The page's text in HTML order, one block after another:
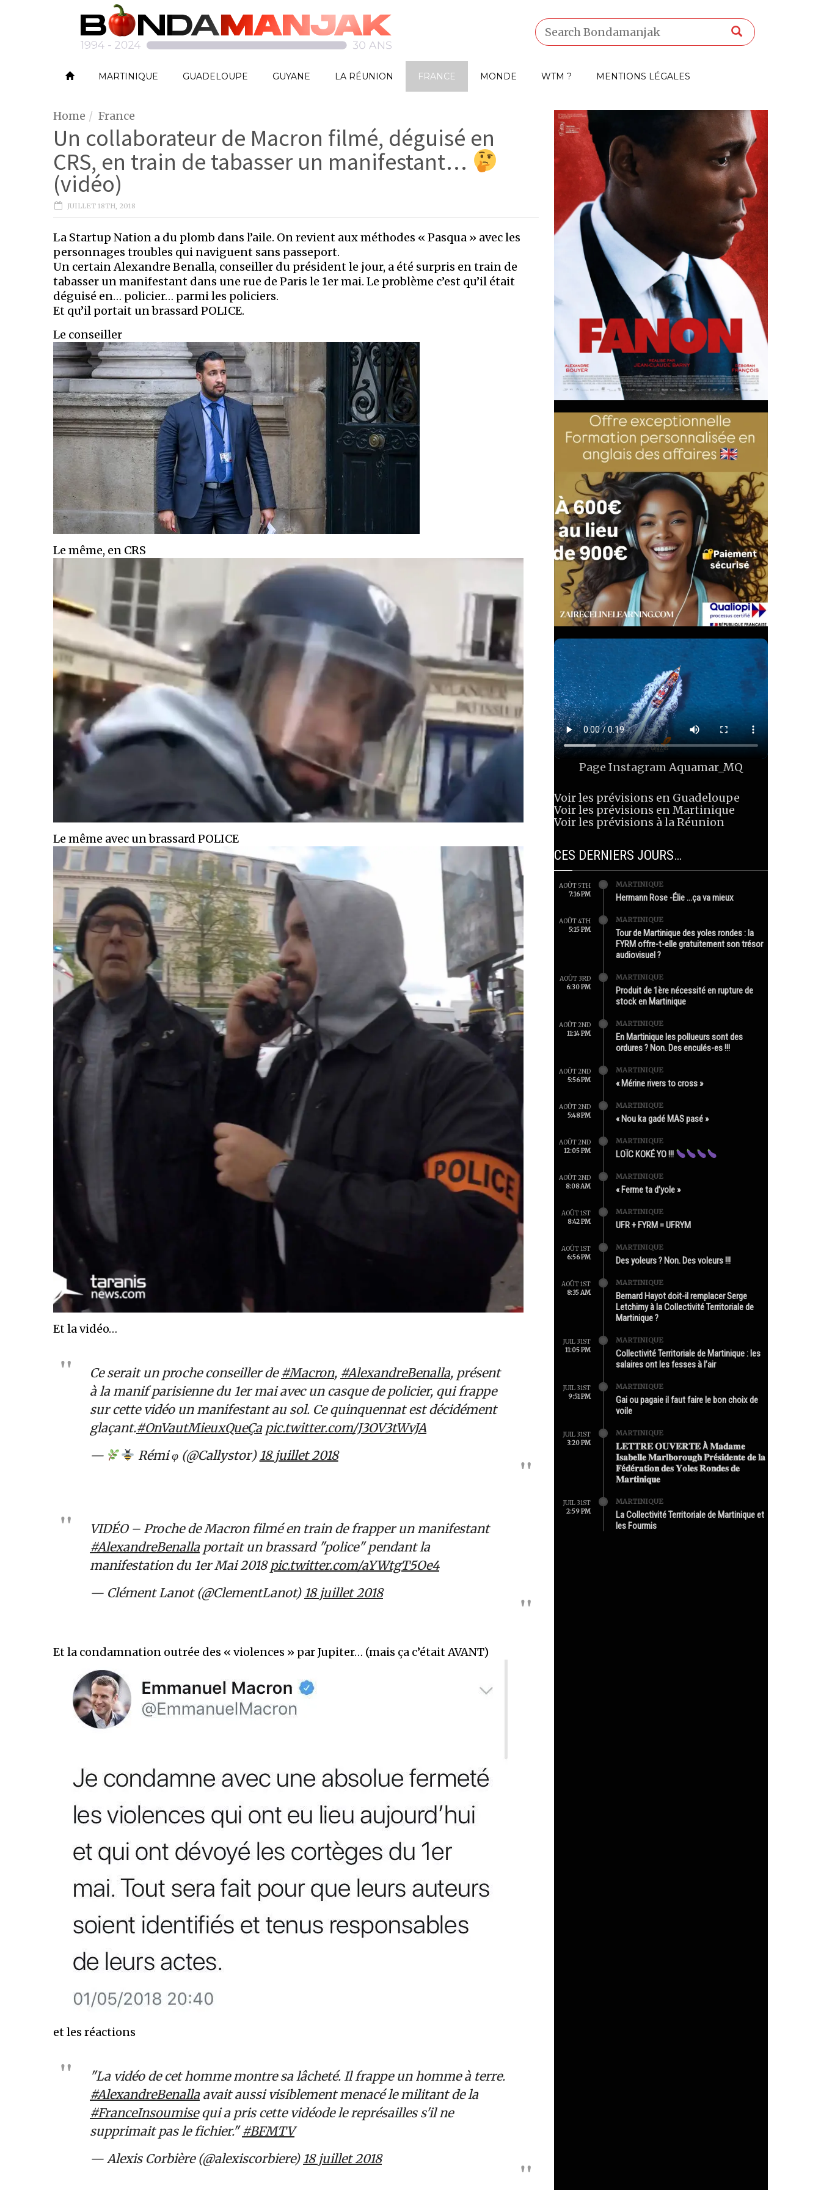
MARTINIQUE GUADELOUPE GUYANE LA RÉUNION FRANCE MONDE WTM ? MENTIONS LÉGALES
Home France
Un collaborateur de Macron filmé, déguisé en
CRS, en train de tabasser un manifestant…
(vidéo)
JUILLET 18TH, 2018
La Startup Nation a du plomb dans l’aile. On revient aux méthodes « Pasqua » avec les
personnages troubles qui naviguent sans passeport.
Un certain Alexandre Benalla, conseiller du président le jour, a été surpris en train de
tabasser un manifestant dans une rue de Paris le 1er mai. Le problème c’est qu’il était
déguisé en… policier… parmi les policiers.
Et qu’il portait un brassard POLICE.
Le conseiller
Le même, en CRS
Le même avec un brassard POLICE
Et la vidéo…
Ce serait un proche conseiller de #Macron, #AlexandreBenalla, présent
à la manif parisienne du 1er mai avec un casque de policier, qui frappe
sur cette vidéo un manifestant au sol. Ce quinquennat est décidément
glaçant.#OnVautMieuxQueÇa pic.twitter.com/J3OV3tWvJA
—
Rémi φ (@Callystor) 18 juillet 2018
VIDÉO – Proche de Macron filmé en train de frapper un manifestant
#AlexandreBenallaportait un brassard "police" pendant la
manifestation du 1er Mai 2018 pic.twitter.com/aYWtgT5Oe4
— Clément Lanot (@ClementLanot) 18 juillet 2018
Et la condamnation outrée des « violences » par Jupiter… (mais ça c’était AVANT)
et les réactions
"La vidéo de cet homme montre sa lâcheté. Il frappe un homme à terre.
#AlexandreBenallaavait aussi visiblement menacé le militant de la
#FranceInsoumisequi a pris cette vidéode le représailles s'il ne
supprimait pas le fichier."#BFMTV
— Alexis Corbière (@alexiscorbiere) 18 juillet 2018
Page InstagramAquamar_MQ
Voir les prévisions en Guadeloupe
Voir les prévisions en Martinique
Voir les prévisions à la Réunion
CES DERNIERS JOURS…
AOÛT 5TH
7:16 PM
MARTINIQUE
Hermann Rose -Élie …ça va mieux
AOÛT 4TH
5:15 PM
MARTINIQUE
Tour de Martinique des yoles rondes : la
FYRM offre-t-elle gratuitement son trésor
audiovisuel ?
AOÛT 3RD
6:30 PM
MARTINIQUE
Produit de 1ère nécessité en rupture de
stock en Martinique
AOÛT 2ND
11:14 PM
MARTINIQUE
En Martinique les pollueurs sont des
ordures ? Non. Des enculés-es !!!
AOÛT 2ND
5:56 PM
MARTINIQUE
« Mérine rivers to cross »
AOÛT 2ND
5:48 PM
MARTINIQUE
« Nou ka gadé MAS pasé »
AOÛT 2ND
12:05 PM
MARTINIQUE
LOÏC KOKÉ YO !!!
AOÛT 2ND
8:08 AM
MARTINIQUE
« Ferme ta d’yole »
AOÛT 1ST
8:42 PM
MARTINIQUE
UFR + FYRM = UFRYM
AOÛT 1ST
6:56 PM
MARTINIQUE
Des yoleurs ? Non. Des voleurs !!!
AOÛT 1ST
8:35 AM
MARTINIQUE
Bernard Hayot doit-il remplacer Serge
Letchimy à la Collectivité Territoriale de
Martinique ?
JUIL 31ST
11:05 PM
MARTINIQUE
Collectivité Territoriale de Martinique : les
salaires ont les fesses à l’air
JUIL 31ST
9:51 PM
MARTINIQUE
Gai ou pagaie il faut faire le bon choix de
voile
JUIL 31ST
3:20 PM
MARTINIQUE
𝐋𝐄𝐓𝐓𝐑𝐄 𝐎𝐔𝐕𝐄𝐑𝐓𝐄 À 𝐌𝐚𝐝𝐚𝐦𝐞
𝐈𝐬𝐚𝐛𝐞𝐥𝐥𝐞 𝐌𝐚𝐫𝐥𝐛𝐨𝐫𝐨𝐮𝐠𝐡 𝐏𝐫é𝐬𝐢𝐝𝐞𝐧𝐭𝐞 𝐝𝐞 𝐥𝐚
𝐅é𝐝é𝐫𝐚𝐭𝐢𝐨𝐧 𝐝𝐞𝐬 𝐘𝐨𝐥𝐞𝐬 𝐑𝐨𝐧𝐝𝐞𝐬 𝐝𝐞
𝐌𝐚𝐫𝐭𝐢𝐧𝐢𝐪𝐮𝐞
JUIL 31ST
2:59 PM
MARTINIQUE
La Collectivité Territoriale de Martinique et
les Fourmis